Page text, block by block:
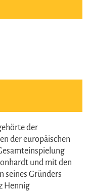
der
der europäischen
und mit den
seines Gründers
Hennig